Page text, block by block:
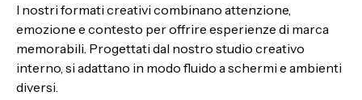
I nostri formati creativi combinano attenzione,
emozione e contesto per offrire esperienze di marca
memorabili. Progettati dal nostro studio creativo
interno, si adattano in modo fluido a schermi e ambienti
diversi.